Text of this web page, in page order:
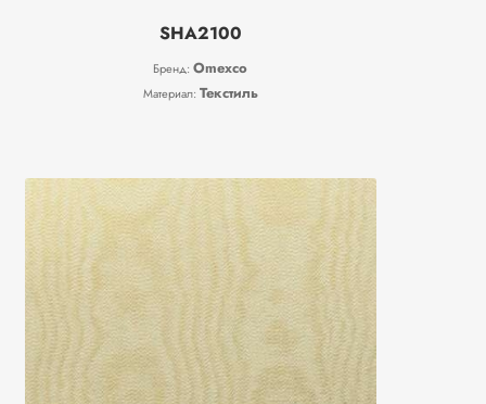
SHA2100
Бренд:Omexco
Материал: Текстиль